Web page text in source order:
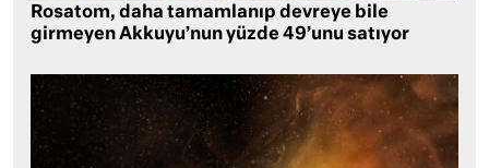
Rosatom, daha tamamlanıp devreye bile
girmeyen Akkuyu’nun yüzde 49’unu satıyor